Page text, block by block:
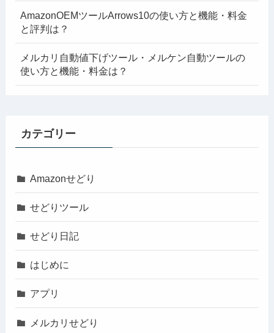
AmazonOEMツールArrows10の使い方と機能・料金
と評判は？
メルカリ自動値下げツール・メルケン自動ツールの
使い方と機能・料金は？
カテゴリー
Amazonせどり
せどりツール
せどり日記
はじめに
アプリ
メルカリせどり